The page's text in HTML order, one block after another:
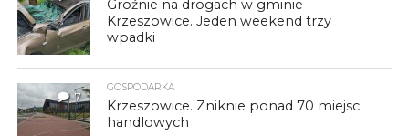
Groźnie na drogach w gminie
Krzeszowice. Jeden weekend trzy
wpadki
7
GOSPODARKA
Krzeszowice. Zniknie ponad 70 miejsc
handlowych